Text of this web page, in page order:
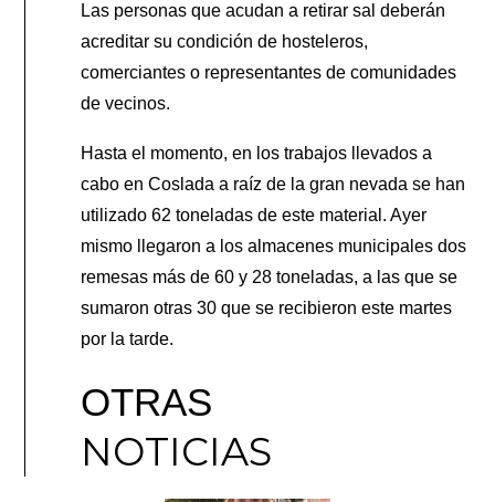
Las personas que acudan a retirar sal deberán
acreditar su condición de hosteleros,
comerciantes o representantes de comunidades
de vecinos.
Hasta el momento, en los trabajos llevados a
cabo en Coslada a raíz de la gran nevada se han
utilizado 62 toneladas de este material. Ayer
mismo llegaron a los almacenes municipales dos
remesas más de 60 y 28 toneladas, a las que se
sumaron otras 30 que se recibieron este martes
por la tarde.
OTRAS
NOTICIAS